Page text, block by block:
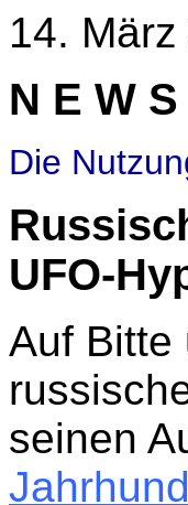
14.
N E W S
Die
UFO-
Auf Bitte
seinen